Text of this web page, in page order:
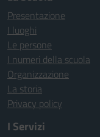
Presentazione
I luoghi
Le persone
I numeri della scuola
Organizzazione
La storia
Privacy policy
I Servizi